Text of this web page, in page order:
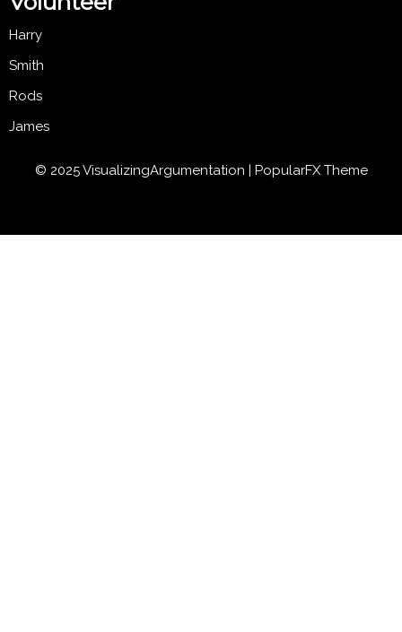
Harry
Smith
Rods
James
© 2025 VisualizingArgumentation | PopularFX Theme